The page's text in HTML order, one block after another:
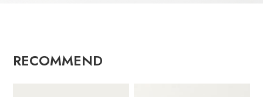
RECOMMEND